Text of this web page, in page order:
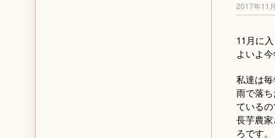
2017年11
11月に
よいよ
私達は
雨で落
ている
長芋農
ろです。